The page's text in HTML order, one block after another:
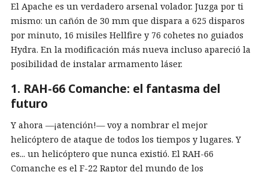
El Apache es un verdadero arsenal volador. Juzga por ti
mismo: un cañón de 30 mm que dispara a 625 disparos
por minuto, 16 misiles Hellfire y 76 cohetes no guiados
Hydra. En la modificación más nueva incluso apareció la
posibilidad de instalar armamento láser.
1. RAH-66 Comanche: el fantasma del
futuro
Y ahora —¡atención!— voy a nombrar el mejor
helicóptero de ataque de todos los tiempos y lugares. Y
es... un helicóptero que nunca existió. El RAH-66
Comanche es el F-22 Raptor del mundo de los